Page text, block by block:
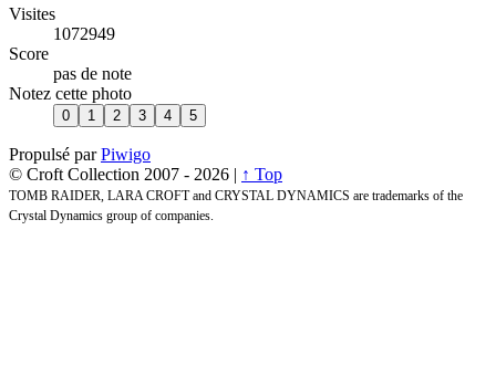
Visites
1072949
Score
pas de note
Notez cette photo
Propulsé parPiwigo
© Croft Collection 2007 - 2026 | ↑ Top
TOMB RAIDER, LARA CROFT and CRYSTAL DYNAMICS are trademarks of the
Crystal Dynamics group of companies.